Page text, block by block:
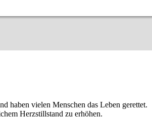
haben vielen Menschen das Leben gerettet.
Herzstillstand zu erhöhen.